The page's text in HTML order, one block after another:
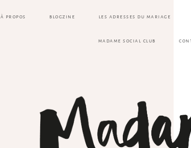
À PROPOS BLOGZINE LES ADRESSES DU MARIAGE
MADAME SOCIAL CLUB